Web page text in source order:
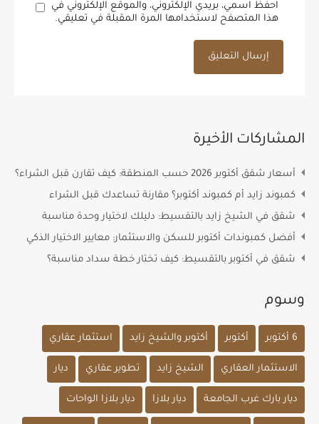
احفظ اسمي، بريدي الإلكتروني، والموقع الإلكتروني في
هذا المتصفح لاستخدامها المرة المقبلة في تعليقي.
المشاركات الأخيرة
أسعار شقق أكتوبر 2026 حسب المنطقة: كيف تقارن قبل الشراء؟
كمبوند زايد أم كمبوند أكتوبر؟ مقارنة تساعدك قبل الشراء
شقق في الشيخ زايد بالتقسيط: دليلك لاختيار وحدة مناسبة
أفضل كمبوندات أكتوبر للسكن والاستثمار: معايير الاختيار الذكي
شقق في أكتوبر بالتقسيط: كيف تختار خطة سداد مناسبة؟
وسوم
6 أكتوبر أكتوبر أكتوبر والشيخ زايد استثمار عقاري
الاستثمار العقاري الشيخ زايد تطوير عقاري ديار
ديار بارك غرب الجامعة ديار بلازا ديار بلازا الواحات